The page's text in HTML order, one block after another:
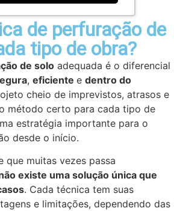
de perfuração de
tipo de obra?
de solo adequada é o diferencial
, eficiente e dentro do
cheio de imprevistos, atrasos e
método certo para cada tipo de
estratégia importante para o
desde o início.
muitas vezes passa
existe uma solução única que
. Cada técnica tem suas
e limitações, dependendo das